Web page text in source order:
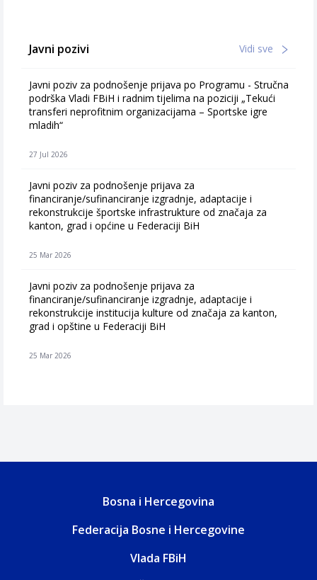
Javni pozivi Vidi sve
Javni poziv za podnošenje prijava po Programu - Stručna
podrška Vladi FBiH i radnim tijelima na poziciji „Tekući
transferi neprofitnim organizacijama – Sportske igre
mladih“
27 Jul 2026
Javni poziv za podnošenje prijava za
financiranje/sufinanciranje izgradnje, adaptacije i
rekonstrukcije športske infrastrukture od značaja za
kanton, grad i općine u Federaciji BiH
25 Mar 2026
Javni poziv za podnošenje prijava za
financiranje/sufinanciranje izgradnje, adaptacije i
rekonstrukcije institucija kulture od značaja za kanton,
grad i opštine u Federaciji BiH
25 Mar 2026
Bosna i Hercegovina
Federacija Bosne i Hercegovine
Vlada FBiH